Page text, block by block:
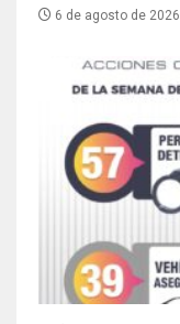
6 de agosto de 2026